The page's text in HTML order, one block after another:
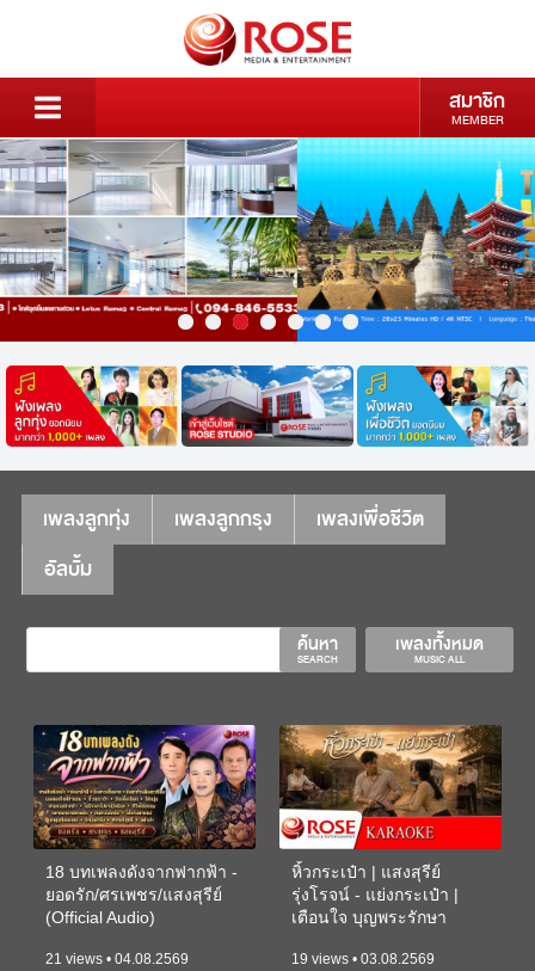
สมาชิก
MEMBER
เพลงลูกทุ่ง เพลงลูกกรุง
เพลงเพื่อชีวิต
อัลบั้ม
เพลงทั้งหมด
MUSIC ALL
ค้นหา
SEARCH
18 บทเพลงดังจากฟากฟ้า -
ยอดรัก/ศรเพชร/แสงสุรีย์
(Official Audio)
21 views • 04.08.2569
หิ้วกระเป๋า | แสงสุรีย์
รุ่งโรจน์ - แย่งกระเป๋า |
เตือนใจ บุญพระรักษา
19 views • 03.08.2569